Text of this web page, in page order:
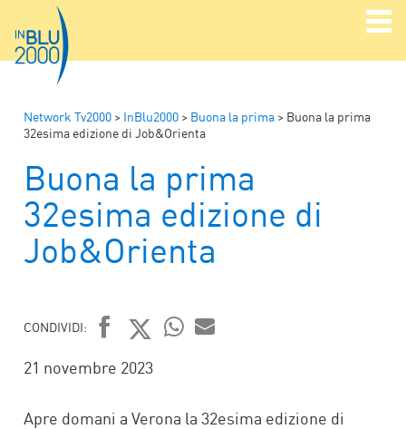
Network Tv2000 > InBlu2000 > Buona la prima > Buona la prima
32esima edizione di Job&Orienta
Buona la prima
32esima edizione di
Job&Orienta
CONDIVIDI:
FACEBOOK
TWITTER
21 novembre 2023
Apre domani a Verona la 32esima edizione di